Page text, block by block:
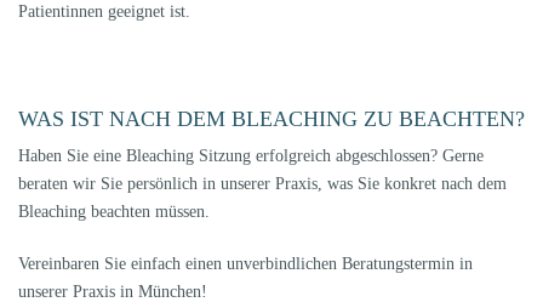
Patientinnen geeignet ist.
WAS IST NACH DEM BLEACHING ZU BEACHTEN?
Haben Sie eine Bleaching Sitzung erfolgreich abgeschlossen? Gerne
beraten wir Sie persönlich in unserer Praxis, was Sie konkret nach dem
Bleaching beachten müssen.
Vereinbaren Sie einfach einen unverbindlichen Beratungstermin in
unserer Praxis in München!